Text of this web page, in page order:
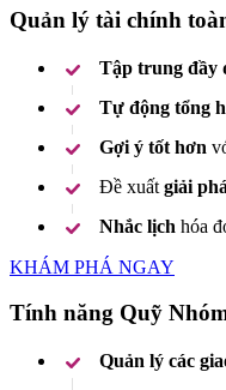
Quản lý tài chính
Tập trung đầy
Tự động tổng
Gợi ý tốt hơn
Đề xuất giải
Nhắc lịch hóa
KHÁM PHÁ NGAY
Tính năng Quỹ
Quản lý các